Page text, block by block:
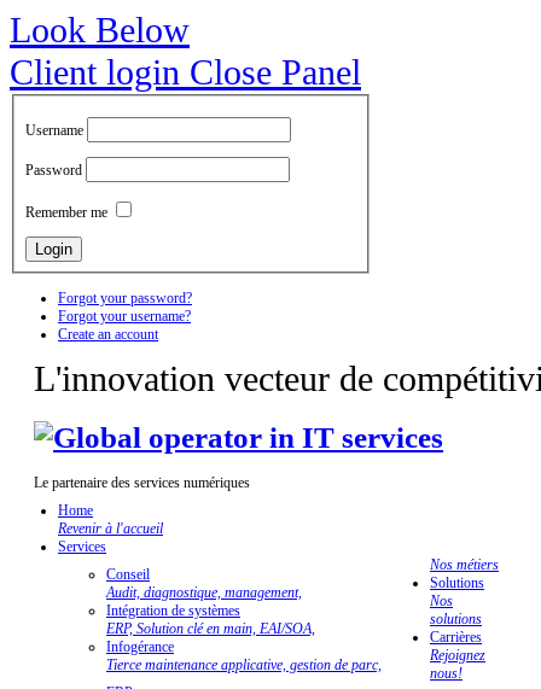
Look Below
Client login Close Panel
Username
Password
Remember me
Forgot your password?
Forgot your username?
Create an account
L'innovation vecteur de
Le partenaire des services numériques
Home
Revenir à l'accueil
Services
Nos métiers
Conseil
Audit, diagnostique, management,
Intégration de systèmes
ERP, Solution clé en main, EAI/SOA,
Infogérance
Tierce maintenance applicative, gestion de parc,
Solutions
Nos
solutions
Carrières
Rejoignez
nous!